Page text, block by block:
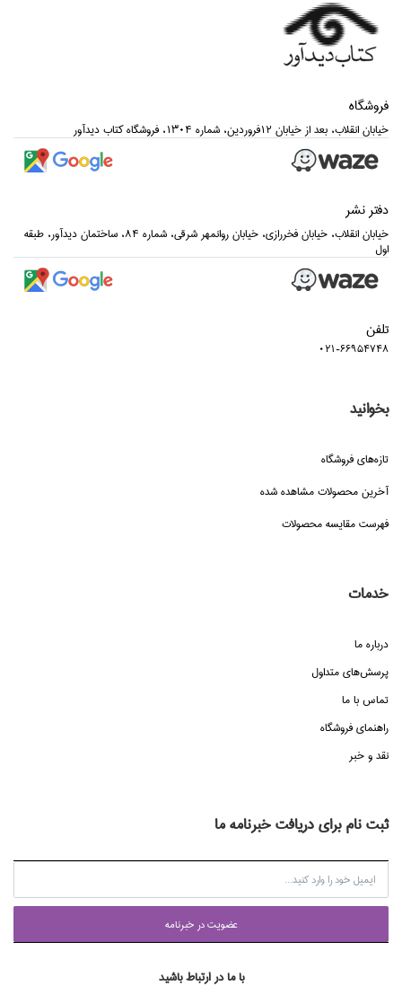
فروشگاه
خيابان انقلاب، بعد از خيابان 12فروردين، شماره 1304، فروشگاه كتاب ديدآور
دفتر نشر
خيابان انقلاب، خيابان فخررازي، خيابان روانمهر شرقي، شماره 84، ساختمان ديدآور، طبقه
اول
تلفن
021-66954748
بخوانید
تازه‌هاي فروشگاه
آخرین محصولات مشاهده شده
فهرست مقایسه محصولات
خدمات
درباره ما
پرسش‌هاي متداول
تماس با ما
راهنماي فروشگاه
نقد و خبر
ثبت نام برای دریافت خبرنامه ما
عضويت در خبرنامه
با ما در ارتباط باشید